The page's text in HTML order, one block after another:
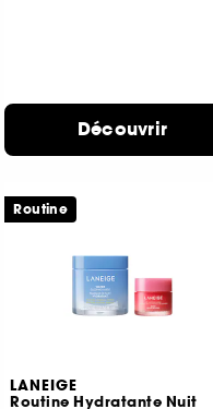
Découvrir
LANEIGE
Routine Hydratante Nuit
Routine